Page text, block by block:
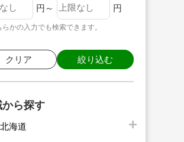
円～ 円
かの入力でも検索できます。
クリア 絞り込む
から探す
北海道